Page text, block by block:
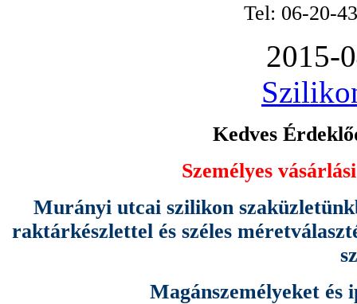
Tel: 06-20-
2015-
Kedves
Személyes
Murányi utcai szilikon
raktárkészlettel és széles
Magánszemélyeket és